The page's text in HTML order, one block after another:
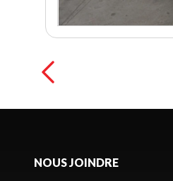
NOUS JOINDRE